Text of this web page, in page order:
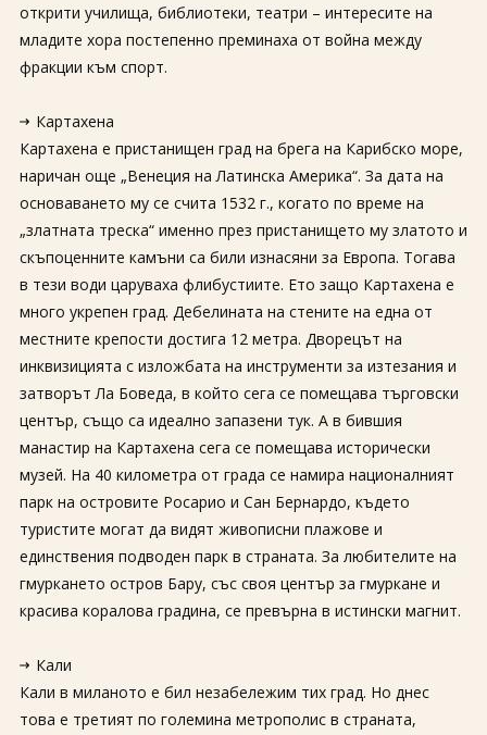
открити училища, библиотеки, театри – интересите на
младите хора постепенно преминаха от война между
фракции към спорт.
Картахена
Картахена е пристанищен град на брега на Карибско море,
наричан още „Венеция на Латинска Америка“. За дата на
основаването му се счита 1532 г., когато по време на
„златната треска“ именно през пристанището му златото и
скъпоценните камъни са били изнасяни за Европа. Тогава
в тези води царуваха флибустиите. Ето защо Картахена е
много укрепен град. Дебелината на стените на една от
местните крепости достига 12 метра. Дворецът на
инквизицията с изложбата на инструменти за изтезания и
затворът Ла Боведа, в който сега се помещава търговски
център, също са идеално запазени тук. А в бившия
манастир на Картахена сега се помещава исторически
музей. На 40 километра от града се намира националният
парк на островите Росарио и Сан Бернардо, където
туристите могат да видят живописни плажове и
единствения подводен парк в страната. За любителите на
гмуркането остров Бару, със своя център за гмуркане и
красива коралова градина, се превърна в истински магнит.
Кали
Кали в миланото е бил незабележим тих град. Но днес
това е третият по големина метрополис в страната,